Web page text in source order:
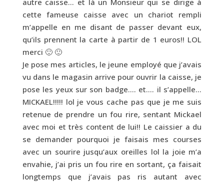
cette fameuse caisse avec un chariot rempli
m’appelle en me disant de passer devant eux,
qu’ils prennent la carte à partir de 1 euros!! LOL
merci 🙂 🙂
Je pose mes articles, le jeune employé que j’avais
vu dans le magasin arrive pour ouvrir la caisse, je
pose les yeux sur son badge…. et…. il s’appelle…
MICKAEL!!!!! lol je vous cache pas que je me suis
retenue de prendre un fou rire, sentant Mickael
avec moi et très content de lui!! Le caissier a du
se demander pourquoi je faisais mes courses
avec un sourire jusqu’aux oreilles lol la joie m’a
envahie, j’ai pris un fou rire en sortant, ça faisait
longtemps que j’avais pas ris autant avec